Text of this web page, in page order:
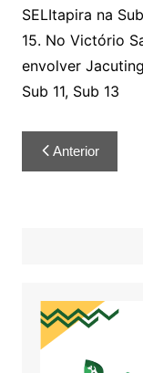
SELItapira na
15. No Victório
envolver
Sub 11, Sub 13
Anterior